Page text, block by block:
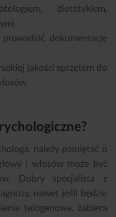
dietetykiem,
dokumentację
jakości sprzętem do
należy pamiętać o
i włosów może być
Dobry specjalista z
nawet jeśli będzie
telogenowe, zabiera